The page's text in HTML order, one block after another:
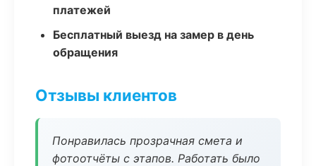
платежей
Бесплатный выезд на замер в день
обращения
Отзывы клиентов
Понравилась прозрачная смета и
фотоотчёты с этапов. Работать было